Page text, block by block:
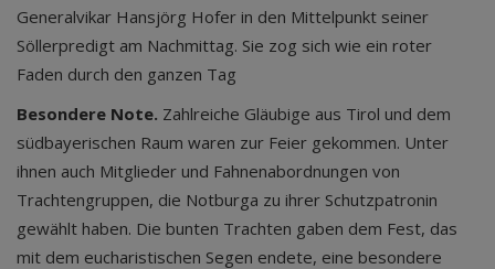
Generalvikar Hansjörg Hofer in den Mittelpunkt seiner
Söllerpredigt am Nachmittag. Sie zog sich wie ein roter
Faden durch den ganzen Tag
Besondere Note. Zahlreiche Gläubige aus Tirol und dem
südbayerischen Raum waren zur Feier gekommen. Unter
ihnen auch Mitglieder und Fahnenabordnungen von
Trachtengruppen, die Notburga zu ihrer Schutzpatronin
gewählt haben. Die bunten Trachten gaben dem Fest, das
mit dem eucharistischen Segen endete, eine besondere